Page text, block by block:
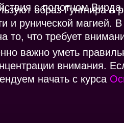
с полотном Вирда.
образ Гунгнира в
и рунической магией. В
то, что требует
важно уметь
внимания.
начать с курса